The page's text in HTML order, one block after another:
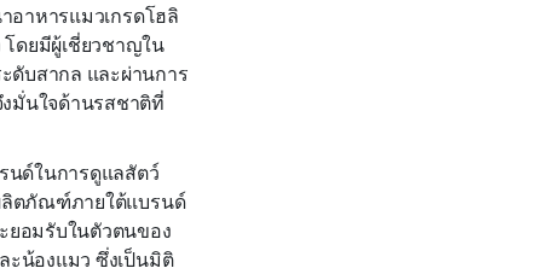
อาหารแมวเกรดโฮลิ
ดยมีผู้เชี่ยวชาญใน
ดับสากล และผ่านการ
มั่นใจด้านรสชาติที่
นด์ในการดูแลสัตว์
ลิตภัณฑ์ภายใต้แบรนด์
ยอมรับในตัวตนของ
ะน้องแมว ซึ่งเป็นมิติ